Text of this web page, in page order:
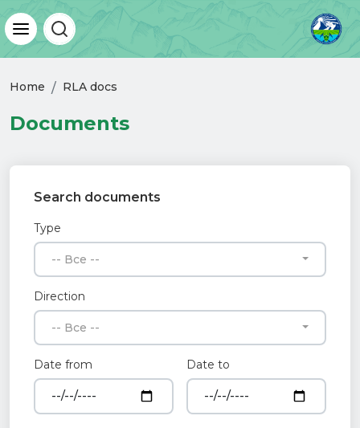
Home RLA docs
Documents
Search documents
Type
-- Все --
Direction
-- Все --
Date from Date to